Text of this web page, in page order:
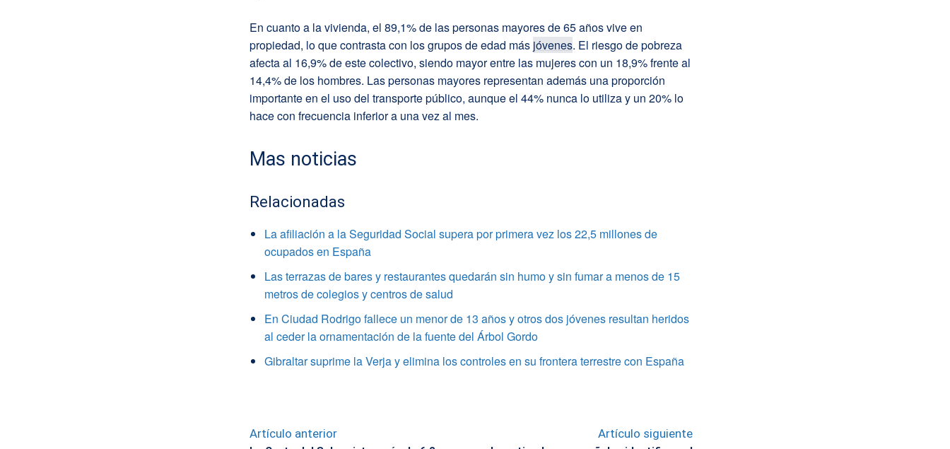
En cuanto a la vivienda, el 89,1% de las personas mayores de 65 años vive en
propiedad, lo que contrasta con los grupos de edad más jóvenes. El riesgo de pobreza
afecta al 16,9% de este colectivo, siendo mayor entre las mujeres con un 18,9% frente al
14,4% de los hombres. Las personas mayores representan además una proporción
importante en el uso del transporte público, aunque el 44% nunca lo utiliza y un 20% lo
hace con frecuencia inferior a una vez al mes.
Mas noticias
Relacionadas
La afiliación a la Seguridad Social supera por primera vez los 22,5 millones de
ocupados en España
Las terrazas de bares y restaurantes quedarán sin humo y sin fumar a menos de 15
metros de colegios y centros de salud
En Ciudad Rodrigo fallece un menor de 13 años y otros dos jóvenes resultan heridos
al ceder la ornamentación de la fuente del Árbol Gordo
Gibraltar suprime la Verja y elimina los controles en su frontera terrestre con España
Artículo anterior Artículo siguiente